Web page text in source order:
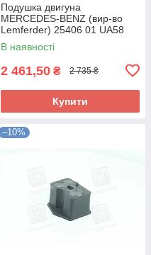
Подушка двигуна
MERCEDES-BENZ (вир-во
Lemferder) 25406 01 UA58
В наявності
2 461,50 ₴ 2 735 ₴
Купити
–10%